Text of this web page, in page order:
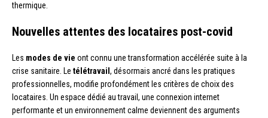
thermique.
Nouvelles attentes des locataires post-covid
Les modes de vie ont connu une transformation accélérée suite à la
crise sanitaire. Le télétravail , désormais ancré dans les pratiques
professionnelles, modifie profondément les critères de choix des
locataires. Un espace dédié au travail, une connexion internet
performante et un environnement calme deviennent des arguments